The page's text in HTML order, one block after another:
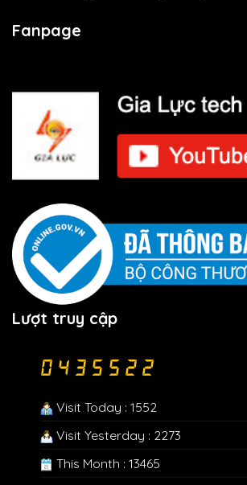
Fanpage
Lượt truy cập
Visit Today : 1552
Visit Yesterday : 2273
This Month : 13465